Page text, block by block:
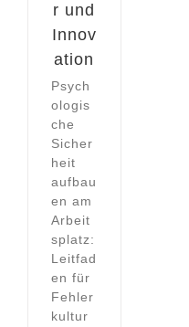
r und
Innov
ation
Psych
ologis
che
Sicher
heit
aufbau
en am
Arbeit
splatz:
Leitfad
en für
Fehler
kultur